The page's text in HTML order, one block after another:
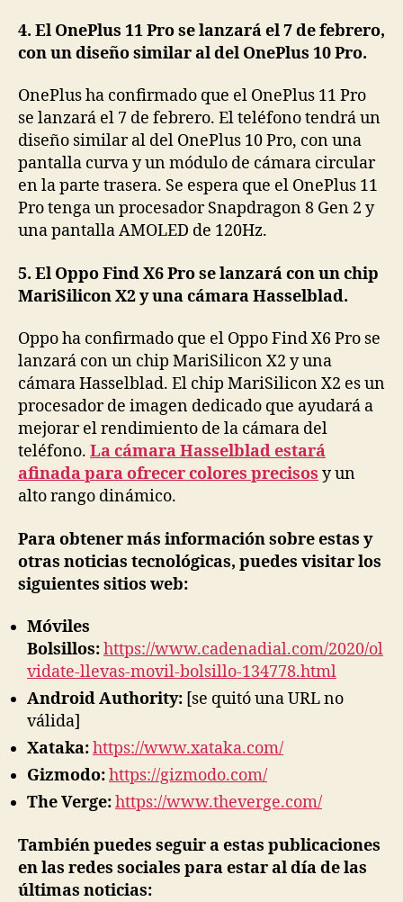
4. El OnePlus 11 Pro se lanzará el 7 de febrero,
con un diseño similar al del OnePlus 10 Pro.
OnePlus ha confirmado que el OnePlus 11 Pro
se lanzará el 7 de febrero. El teléfono tendrá un
diseño similar al del OnePlus 10 Pro, con una
pantalla curva y un módulo de cámara circular
en la parte trasera. Se espera que el OnePlus 11
Pro tenga un procesador Snapdragon 8 Gen 2 y
una pantalla AMOLED de 120Hz.
5. El Oppo Find X6 Pro se lanzará con un chip
MariSilicon X2 y una cámara Hasselblad.
Oppo ha confirmado que el Oppo Find X6 Pro se
lanzará con un chip MariSilicon X2 y una
cámara Hasselblad. El chip MariSilicon X2 es un
procesador de imagen dedicado que ayudará a
mejorar el rendimiento de la cámara del
teléfono. La cámara Hasselblad estará
afinada para ofrecer colores precisos y un
alto rango dinámico.
Para obtener más información sobre estas y
otras noticias tecnológicas, puedes visitar los
siguientes sitios web:
Móviles
Bolsillos:https://www.cadenadial.com/2020/ol
vidate-llevas-movil-bolsillo-134778.html
Android Authority: [se quitó una URL no
válida]
Xataka:https://www.xataka.com/
Gizmodo:https://gizmodo.com/
The Verge:https://www.theverge.com/
También puedes seguir a estas publicaciones
en las redes sociales para estar al día de las
últimas noticias: